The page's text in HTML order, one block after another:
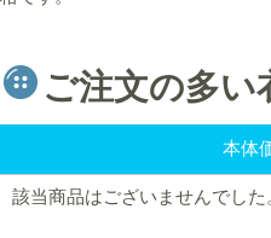
ご注文の多い
本体
該当商品はございませんでした